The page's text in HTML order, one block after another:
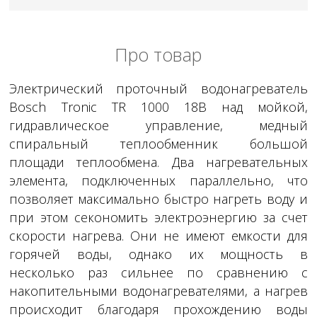
Про товар
Электрический проточный водонагреватель
Bosch Tronic TR 1000 18В над мойкой,
гидравлическое управление, медный
спиральный теплообменник большой
площади теплообмена. Два нагревательных
элемента, подключенных параллельно, что
позволяет максимально быстро нагреть воду и
при этом секономить электроэнергию за счет
скорости нагрева. Они не имеют емкости для
горячей воды, однако их мощность в
несколько раз сильнее по сравнению с
накопительными водонагревателями, а нагрев
происходит благодаря прохождению воды